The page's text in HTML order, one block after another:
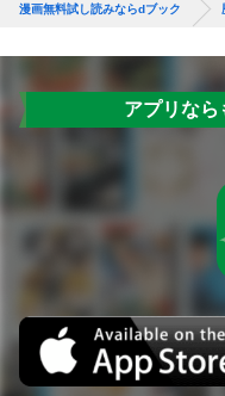
漫画無料試し読みならdブック
アプリなら